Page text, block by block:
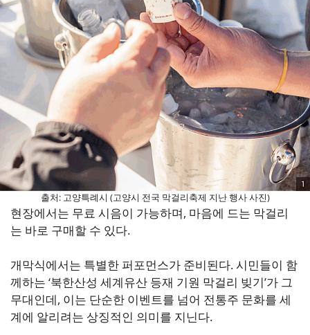
출처: 고양특례시 (고양시 전국 막걸리축제 지난 행사 사진)
현장에서는 무료 시음이 가능하며, 마음에 드는 막걸리
는 바로 구매할 수 있다.
개막식에서는 특별한 퍼포먼스가 준비된다. 시민들이 함
께하는 ‘북한산성 세계유산 등재 기원 막걸리 빚기’가 그
무대인데, 이는 단순한 이벤트를 넘어 전통주 문화를 세
계에 알리려는 상징적인 의미를 지닌다.